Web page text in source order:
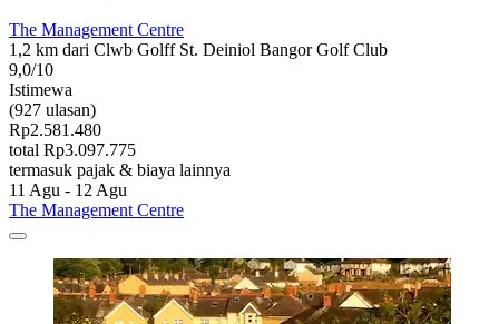
The Management Centre
1,2 km dari Clwb Golff St. Deiniol Bangor Golf Club
9,0/10
Istimewa
(927 ulasan)
Rp2.581.480
total Rp3.097.775
termasuk pajak & biaya lainnya
11 Agu - 12 Agu
The Management Centre